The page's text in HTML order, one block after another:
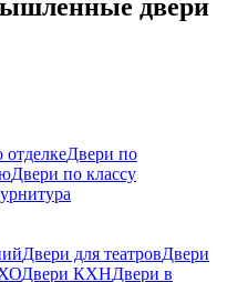
двери
отделкеДвери по
Двери по классу
Двери для театровДвери
Двери КХНДвери в